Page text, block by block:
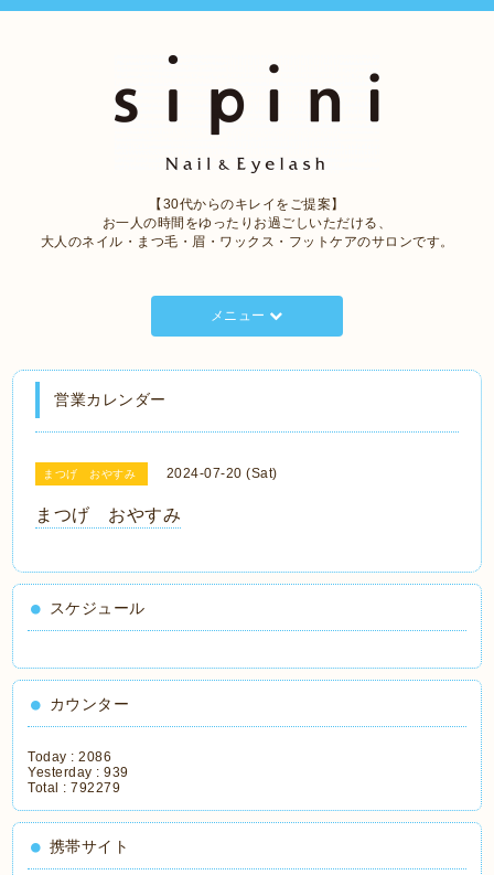
【30代からのキレイをご提案】
お一人の時間をゆったりお過ごしいただける、
大人のネイル・まつ毛・眉・ワックス・フットケアのサロンです。
メニュー
営業カレンダー
まつげ おやすみ 2024-07-20 (Sat)
まつげ おやすみ
スケジュール
カウンター
Today :2086
Yesterday :939
Total :792279
携帯サイト